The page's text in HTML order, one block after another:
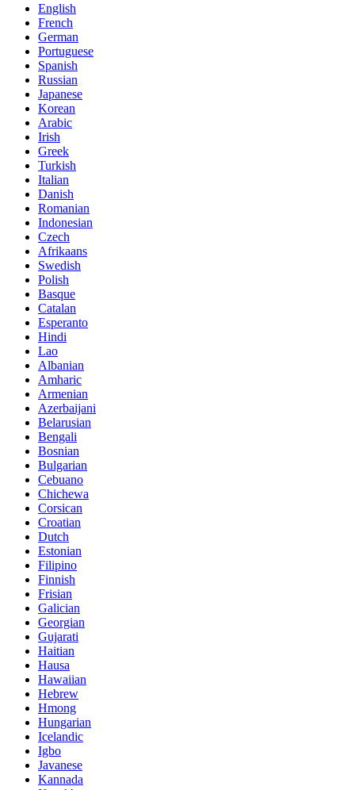
English
French
German
Portuguese
Spanish
Russian
Japanese
Korean
Arabic
Irish
Greek
Turkish
Italian
Danish
Romanian
Indonesian
Czech
Afrikaans
Swedish
Polish
Basque
Catalan
Esperanto
Hindi
Lao
Albanian
Amharic
Armenian
Azerbaijani
Belarusian
Bengali
Bosnian
Bulgarian
Cebuano
Chichewa
Corsican
Croatian
Dutch
Estonian
Filipino
Finnish
Frisian
Galician
Georgian
Gujarati
Haitian
Hausa
Hawaiian
Hebrew
Hmong
Hungarian
Icelandic
Igbo
Javanese
Kannada